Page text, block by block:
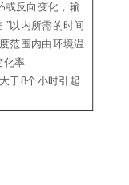
或反向变化，输
”以内所需的时间
范围内由环境温
化率
于8个小时引起